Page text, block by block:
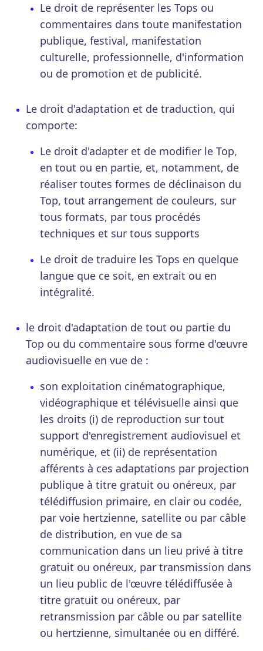
Le droit de représenter les Tops ou
commentaires dans toute manifestation
publique, festival, manifestation
culturelle, professionnelle, d'information
ou de promotion et de publicité.
Le droit d'adaptation et de traduction, qui
comporte:
Le droit d'adapter et de modifier le Top,
en tout ou en partie, et, notamment, de
réaliser toutes formes de déclinaison du
Top, tout arrangement de couleurs, sur
tous formats, par tous procédés
techniques et sur tous supports
Le droit de traduire les Tops en quelque
langue que ce soit, en extrait ou en
intégralité.
le droit d'adaptation de tout ou partie du
Top ou du commentaire sous forme d'œuvre
audiovisuelle en vue de :
son exploitation cinématographique,
vidéographique et télévisuelle ainsi que
les droits (i) de reproduction sur tout
support d'enregistrement audiovisuel et
numérique, et (ii) de représentation
afférents à ces adaptations par projection
publique à titre gratuit ou onéreux, par
télédiffusion primaire, en clair ou codée,
par voie hertzienne, satellite ou par câble
de distribution, en vue de sa
communication dans un lieu privé à titre
gratuit ou onéreux, par transmission dans
un lieu public de l'œuvre télédiffusée à
titre gratuit ou onéreux, par
retransmission par câble ou par satellite
ou hertzienne, simultanée ou en différé.